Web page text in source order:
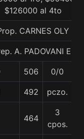
$126000 al 4to
CARNES OLY
A. PADOVANI E.
506 0/0
492 pczo.
464
3
cpos.